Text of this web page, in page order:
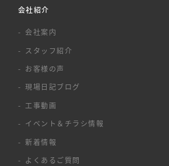
会社紹介
会社案内
スタッフ紹介
お客様の声
現場日記ブログ
工事動画
イベント＆チラシ情報
新着情報
よくあるご質問